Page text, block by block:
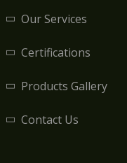
Our Services
Certifications
Products Gallery
Contact Us